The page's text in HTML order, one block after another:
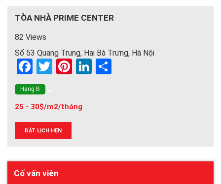
TÒA NHÀ PRIME CENTER
82 Views
Số 53 Quang Trung, Hai Bà Trưng, Hà Nội
F
a
ce
b
o
o
k
T
er
Pi
es
Li
Hạng B
25 - 30$/m2/tháng
ĐẶT LỊCH HẸN
Cố vấn viên